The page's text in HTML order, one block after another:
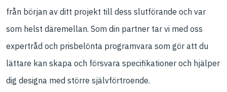
från början av ditt projekt till dess slutförande och var
som helst däremellan. Som din partner tar vi med oss
expertråd och prisbelönta programvara som gör att du
lättare kan skapa och försvara specifikationer och hjälper
dig designa med större självförtroende.